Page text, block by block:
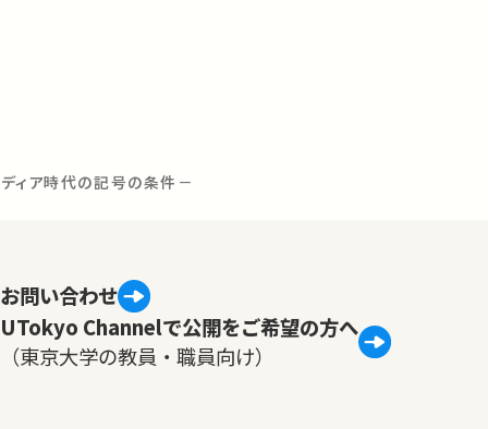
ィア時代の記号の条件－
お問い合わせ
UTokyo Channelで公開をご希望の方へ
（東京大学の教員・職員向け）